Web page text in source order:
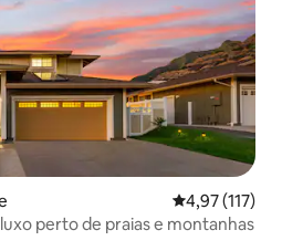
4,97 de uma
4,97 (117)
perto de praias e montanhas